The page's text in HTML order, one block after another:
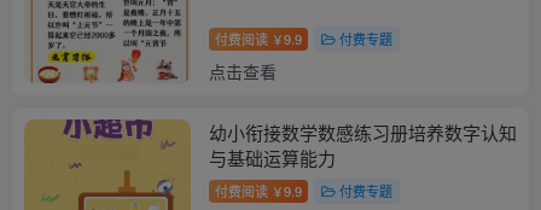
付费阅读 ￥9.9 付费专题
点击查看
幼小衔接数学数感练习册培养数字认知
与基础运算能力
付费阅读 ￥9.9 付费专题